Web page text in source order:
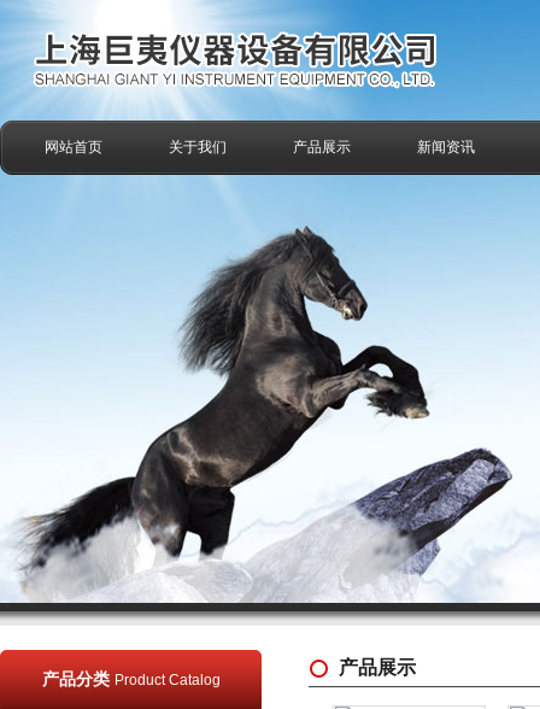
网站首页 关于我们 产品展示 新闻资讯
产品分类 Product Catalog
产品展示